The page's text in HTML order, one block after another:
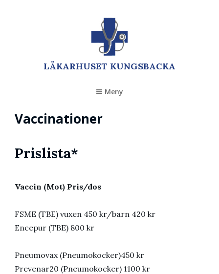
LÄKARHUSET KUNGSBACKA
Meny
Vaccinationer
Prislista*
Vaccin (Mot) Pris/dos
FSME (TBE) vuxen 450 kr/barn 420 kr
Encepur (TBE) 800 kr
Pneumovax (Pneumokocker)450 kr
Prevenar20 (Pneumokocker) 1100 kr